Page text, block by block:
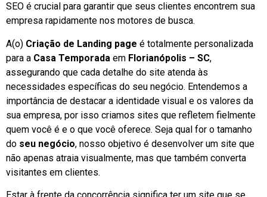
SEO é crucial para garantir que seus clientes encontrem sua
empresa rapidamente nos motores de busca.
A(o) Criação de Landing page é totalmente personalizada
para a Casa Temporada em Florianópolis – SC,
assegurando que cada detalhe do site atenda às
necessidades específicas do seu negócio. Entendemos a
importância de destacar a identidade visual e os valores da
sua empresa, por isso criamos sites que refletem fielmente
quem você é e o que você oferece. Seja qual for o tamanho
do seu negócio, nosso objetivo é desenvolver um site que
não apenas atraia visualmente, mas que também converta
visitantes em clientes.